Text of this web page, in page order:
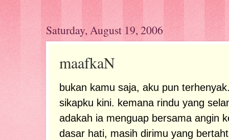
Saturday, August 19, 2006
maafkaN
bukan kamu saja, aku pun
sikapku kini. kemana rindu yang
adakah ia menguap bersama angin
dasar hati, masih dirimu yang